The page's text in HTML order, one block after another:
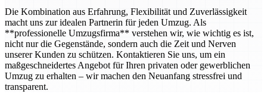
Die Kombination aus Erfahrung, Flexibilität und Zuverlässigkeit
macht uns zur idealen Partnerin für jeden Umzug. Als
**professionelle Umzugsfirma** verstehen wir, wie wichtig es ist,
nicht nur die Gegenstände, sondern auch die Zeit und Nerven
unserer Kunden zu schützen. Kontaktieren Sie uns, um ein
maßgeschneidertes Angebot für Ihren privaten oder gewerblichen
Umzug zu erhalten – wir machen den Neuanfang stressfrei und
transparent.